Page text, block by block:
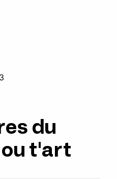
du
ou t'art